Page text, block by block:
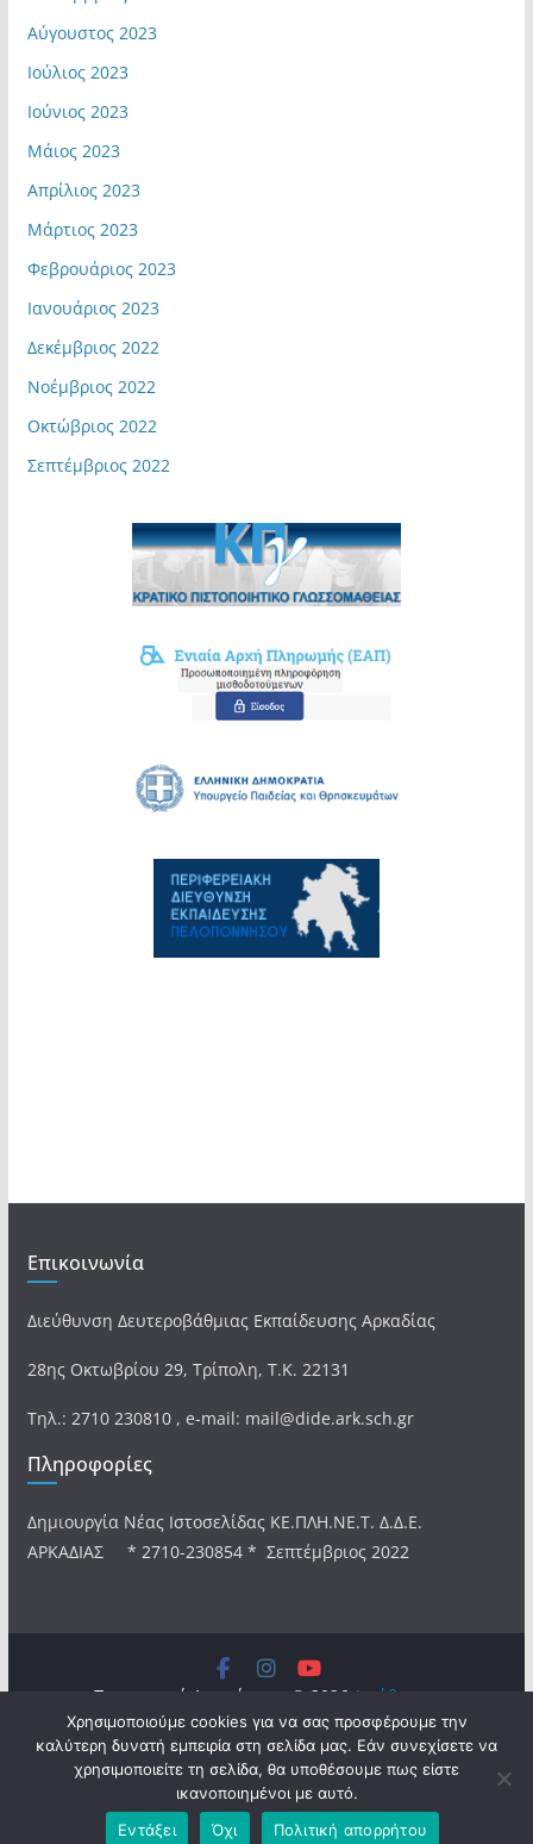
Αύγουστος 2023
Ιούλιος 2023
Ιούνιος 2023
Μάιος 2023
Απρίλιος 2023
Μάρτιος 2023
Φεβρουάριος 2023
Ιανουάριος 2023
Δεκέμβριος 2022
Νοέμβριος 2022
Οκτώβριος 2022
Σεπτέμβριος 2022
Επικοινωνία
Διεύθυνση Δευτεροβάθμιας Εκπαίδευσης Αρκαδίας
28ης Οκτωβρίου 29, Τρίπολη, Τ.Κ. 22131
Τηλ.: 2710 230810 , e-mail: mail@dide.ark.sch.gr
Πληροφορίες
Δημιουργία Νέας Ιστοσελίδας ΚΕ.ΠΛΗ.ΝΕ.Τ. Δ.Δ.Ε.
ΑΡΚΑΔΙΑΣ * 2710-230854 * Σεπτέμβριος 2022
Πνευματικά Δικαιώματα © 2026 Διεύθυνση
Δευτεροβάθμιας Εκπαίδευσης Αρκαδίας. Τα πνευματικά
δικαιώματα προστατεύονται.
Θέμα:
ColorMagαπό ThemeGrill. Κατασκευασμένο με
WordPress.
Χρησιμοποιούμε cookies για να σας προσφέρουμε την
καλύτερη δυνατή εμπειρία στη σελίδα μας. Εάν συνεχίσετε να
χρησιμοποιείτε τη σελίδα, θα υποθέσουμε πως είστε
ικανοποιημένοι με αυτό.
Εντάξει
Όχι Πολιτική απορρήτου